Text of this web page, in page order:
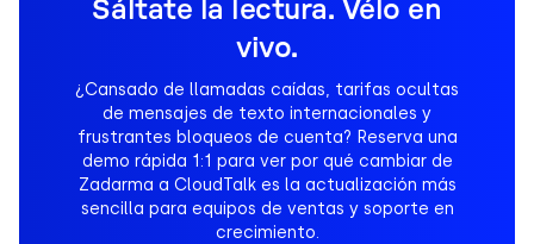
Sáltate la lectura. Vélo en
vivo.
¿Cansado de llamadas caídas, tarifas ocultas
de mensajes de texto internacionales y
frustrantes bloqueos de cuenta? Reserva una
demo rápida 1:1 para ver por qué cambiar de
Zadarma a CloudTalk es la actualización más
sencilla para equipos de ventas y soporte en
crecimiento.